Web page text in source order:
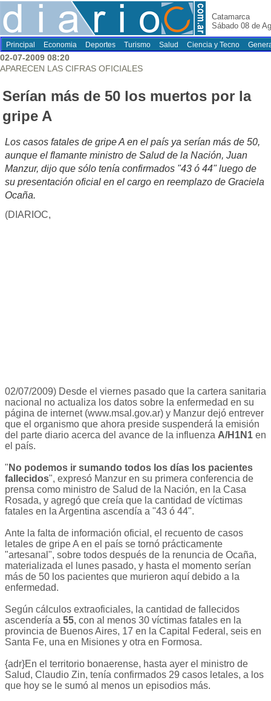
Catamarca
Sábado 08 de
Principal Economia Deportes Turismo Salud Ciencia y Tecno
02-07-2009 08:20
APARECEN LAS CIFRAS OFICIALES
Serían más de 50 los muertos por la
gripe A
Los casos fatales de gripe A en el país ya serían más de 50,
aunque el flamante ministro de Salud de la Nación, Juan
Manzur, dijo que sólo tenía confirmados "43 ó 44" luego de
su presentación oficial en el cargo en reemplazo de Graciela
Ocaña.
(DIARIOC,
02/07/2009) Desde el viernes pasado que la cartera sanitaria
nacional no actualiza los datos sobre la enfermedad en su
página de internet (www.msal.gov.ar) y Manzur dejó entrever
que el organismo que ahora preside suspenderá la emisión
del parte diario acerca del avance de la influenza A/H1N1 en
el país.
" No podemos ir sumando todos los días los pacientes
fallecidos", expresó Manzur en su primera conferencia de
prensa como ministro de Salud de la Nación, en la Casa
Rosada, y agregó que creía que la cantidad de víctimas
fatales en la Argentina ascendía a "43 ó 44".
Ante la falta de información oficial, el recuento de casos
letales de gripe A en el país se tornó prácticamente
"artesanal", sobre todos después de la renuncia de Ocaña,
materializada el lunes pasado, y hasta el momento serían
más de 50 los pacientes que murieron aquí debido a la
enfermedad.
Según cálculos extraoficiales, la cantidad de fallecidos
ascendería a 55, con al menos 30 víctimas fatales en la
provincia de Buenos Aires, 17 en la Capital Federal, seis en
Santa Fe, una en Misiones y otra en Formosa.
{adr}En el territorio bonaerense, hasta ayer el ministro de
Salud, Claudio Zin, tenía confirmados 29 casos letales, a los
que hoy se le sumó al menos un episodios más.